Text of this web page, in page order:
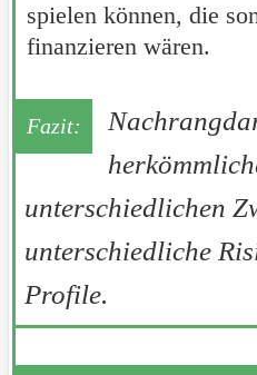
spielen können, die
finanzieren wären.
unterschiedlichen
unterschiedliche
Profile.